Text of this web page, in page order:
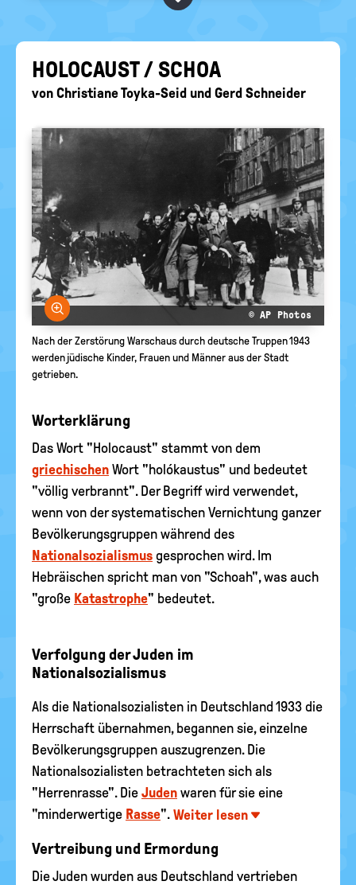
politische
EURE AKTUELLEN FRAGEN...
HO­LO­CAUST / SCHOA
von Christiane Toyka-Seid und Gerd Schneider
Bild vergrößern
© AP Photos
Nach der Zerstörung Warschaus durch deutsche Truppen 1943
werden jüdische Kinder, Frauen und Männer aus der Stadt
getrieben.
Worterklärung
Das Wort "Holocaust" stammt von dem
griechischen Wort "holókaustus" und bedeutet
"völlig verbrannt". Der Begriff wird verwendet,
wenn von der systematischen Vernichtung ganzer
Bevölkerungsgruppen während des
Nationalsozialismus gesprochen wird. Im
Hebräischen spricht man von "Schoah", was auch
"große Katastrophe" bedeutet.
Verfolgung der Juden im
Nationalsozialismus
Als die Nationalsozialisten in Deutschland 1933 die
Herrschaft übernahmen, begannen sie, einzelne
Bevölkerungsgruppen auszugrenzen. Die
Nationalsozialisten betrachteten sich als
"Herrenrasse". Die Juden waren für sie eine
"minderwertige Rasse". Weiter lesen
Vertreibung und Ermordung
Die Juden wurden aus Deutschland vertrieben